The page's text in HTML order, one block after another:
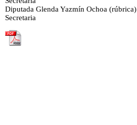
Diputada Glenda Yazmín Ochoa (rúbrica)
Secretaria